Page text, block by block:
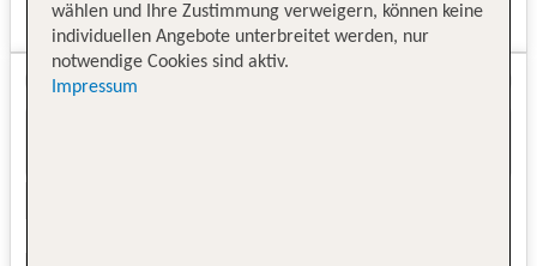
wählen und Ihre Zustimmung verweigern, können keine
individuellen Angebote unterbreitet werden, nur
notwendige Cookies sind aktiv.
Impressum